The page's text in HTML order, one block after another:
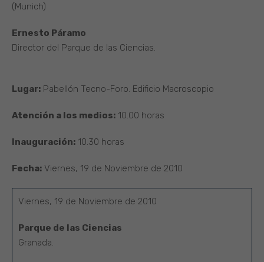
(Munich)
Ernesto Páramo
Director del Parque de las Ciencias.
Lugar: Pabellón Tecno-Foro. Edificio Macroscopio
Atención a los medios: 10.00 horas
Inauguración: 10.30 horas
Fecha: Viernes, 19 de Noviembre de 2010
Viernes, 19 de Noviembre de 2010
Parque de las Ciencias
Granada.